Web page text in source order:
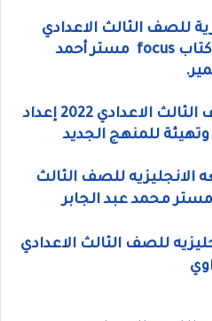
للصف الثالث الاعدادي
مستر أحمد
مذكرة لغة انجليزية للصف الثالث الاعدادي 2022 إعداد
للمنهج الجديد
الانجليزيه للصف الثالث
للصف الثالث الاعدادي